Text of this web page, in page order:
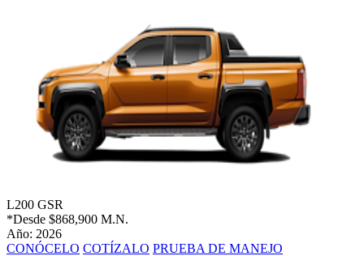
L200 GSR
*Desde $868,900 M.N.
Año: 2026
CONÓCELO COTÍZALO PRUEBA DE MANEJO